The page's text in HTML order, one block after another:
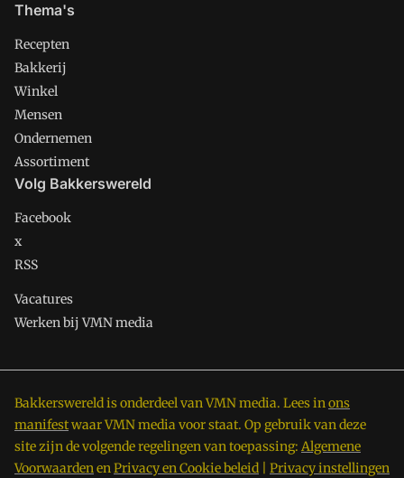
Thema's
Recepten
Bakkerij
Winkel
Mensen
Ondernemen
Assortiment
Volg Bakkerswereld
Facebook
x
RSS
Vacatures
Werken bij VMN media
Bakkerswereld is onderdeel van VMN media. Lees inons
manifestwaar VMN media voor staat. Op gebruik van deze
site zijn de volgende regelingen van toepassing: Algemene
VoorwaardenenPrivacy en Cookie beleid Privacy instellingen